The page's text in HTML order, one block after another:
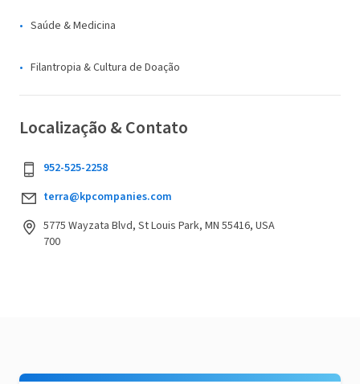
Saúde & Medicina
Filantropia & Cultura de Doação
Localização & Contato
952-525-2258
terra@kpcompanies.com
5775 Wayzata Blvd, St Louis Park, MN 55416, USA
700